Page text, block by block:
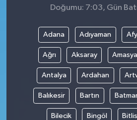
Doğumu: 7:03, Gün
Adana Adıyaman
Ağrı Aksaray Amasya
Antalya Ardahan
Balıkesir Bartın
Bilecik Bingöl Bitlis